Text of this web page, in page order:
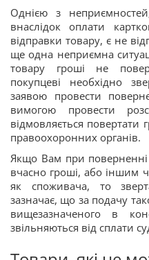
Однією з
внаслідок оплати
відправки товару, є не
ще одна неприємна
товару гроші не
покупцеві необхідно
заявою провести
вимогою провести
відмовляється повертати
правоохоронних органів.
Якщо Вам при
вчасно гроші, або іншим
як споживача, то
зазначає, що за подачу
вищезазначеного в
звільняються від сплати